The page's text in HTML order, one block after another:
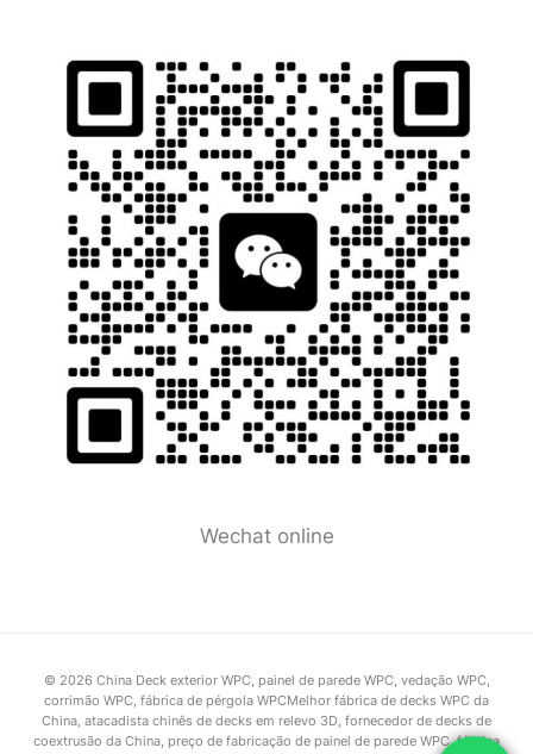
Wechat online
© 2026 China Deck exterior WPC, painel de parede WPC, vedação WPC,
corrimão WPC, fábrica de pérgola WPCMelhor fábrica de decks WPC da
China, atacadista chinês de decks em relevo 3D, fornecedor de decks de
coextrusão da China, preço de fabricação de painel de parede WPC, fábrica